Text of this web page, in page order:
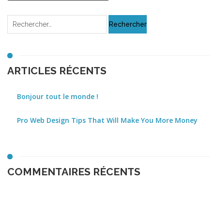
ARTICLES RÉCENTS
Bonjour tout le monde !
Pro Web Design Tips That Will Make You More Money
COMMENTAIRES RÉCENTS